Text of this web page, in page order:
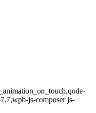
js-composer js-